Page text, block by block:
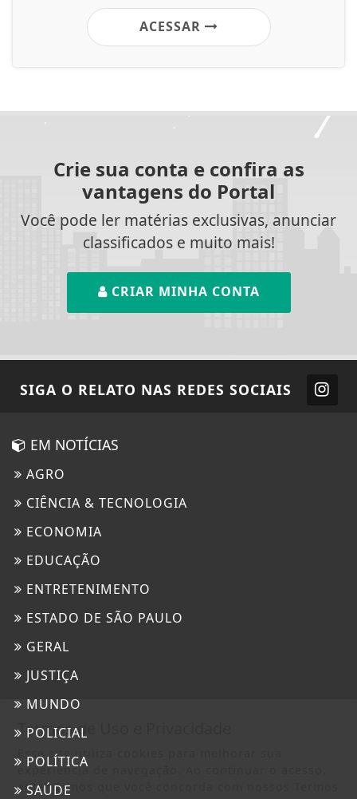
ACESSAR
Crie sua conta e confira as
vantagens do Portal
Você pode ler matérias exclusivas, anunciar
classificados e muito mais!
CRIAR MINHA CONTA
SIGA O RELATO NAS REDES SOCIAIS
EM NOTÍCIAS
AGRO
CIÊNCIA & TECNOLOGIA
ECONOMIA
EDUCAÇÃO
ENTRETENIMENTO
ESTADO DE SÃO PAULO
GERAL
JUSTIÇA
MUNDO
POLICIAL
POLÍTICA
SAÚDE
Termos de Uso e Privacidade
Esse site utiliza cookies para melhorar sua
experiência de navegação. Ao continuar o acesso,
entendemos que você concorda com nossos Termos